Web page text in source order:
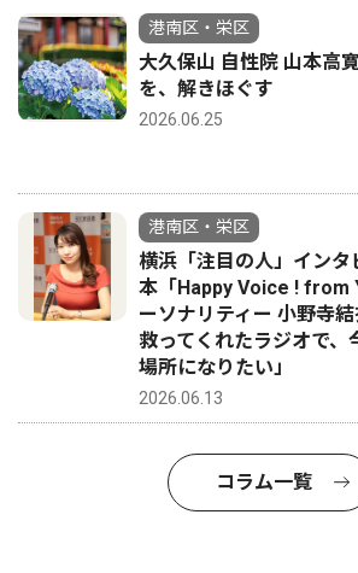
港南区・栄区
大久保山 自性院 山本高
を、解きほぐす
2026.06.25
港南区・栄区
横浜「注目の人」イン
本「Happy Voice ! from
ーソナリティー 小野寺
救ってくれたラジオで、
場所になりたい」
2026.06.13
コラム一覧